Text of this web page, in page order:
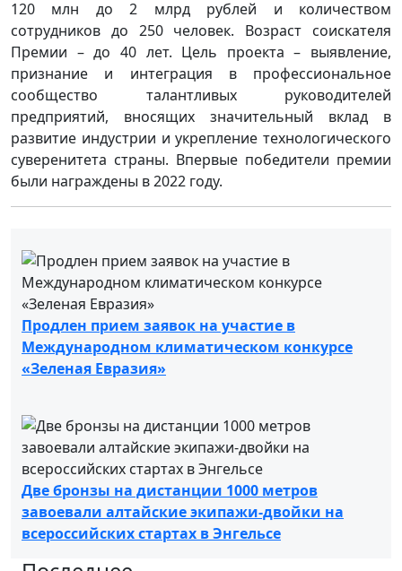
120 млн до 2 млрд рублей и количеством
сотрудников до 250 человек. Возраст соискателя
Премии – до 40 лет. Цель проекта – выявление,
признание и интеграция в профессиональное
сообщество талантливых руководителей
предприятий, вносящих значительный вклад в
развитие индустрии и укрепление технологического
суверенитета страны. Впервые победители премии
были награждены в 2022 году.
Продлен прием заявок на участие в
Международном климатическом конкурсе
«Зеленая Евразия»
Две бронзы на дистанции 1000 метров
завоевали алтайские экипажи-двойки на
всероссийских стартах в Энгельсе